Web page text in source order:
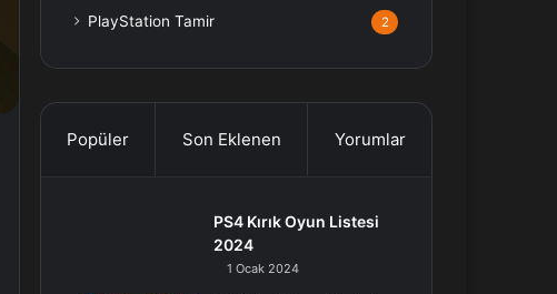
PlayStation Tamir 2
Popüler Son Eklenen Yorumlar
PS4 Kırık Oyun Listesi
2024
1 Ocak 2024